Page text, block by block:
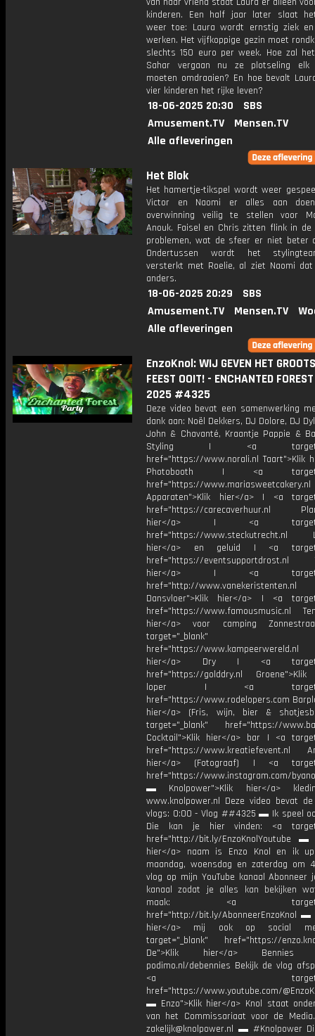
kinderen. Een half jaar later slaat
weer toe: Laura wordt ernstig ziek
werken. Het vijfkoppige gezin moet
slechts 150 euro per week. Hoe zal
Sahar vergaan nu ze plotseling elk
moeten omdraaien? En hoe bevalt
vier kinderen het rijke leven?
18-06-2025 20:30
SBS
Amusement.TV
Mensen.TV
Alle afleveringen
Het Blok
Het hamertje-tikspel wordt weer
Victor en Naomi er alles aan
overwinning veilig te stellen voor
Anouk. Faisel en Chris zitten flink in de
problemen, wat de sfeer er niet beter
Ondertussen wordt het
versterkt met Roelie, al ziet Naomi
anders.
18-06-2025 20:29
SBS
Amusement.TV
Mensen.TV
Alle afleveringen
EnzoKnol: WIJ GEVEN HET
FEEST OOIT! - ENCHANTED
2025 #4325
Deze video bevat een samenwerking
dank aan: Noël Dekkers, DJ Dolore, DJ
John & Chavanté, Kraantje Pappie &
Styling | <a
href="https://www.norali.nl Taart">Klik
Photobooth | <a
href="https://www.mariasweetcakery.nl
Apparaten">Klik hier</a> | <a
href="https://carecaverhuur.nl
hier</a> | <a
href="https://www.steckutrecht.nl
hier</a> en geluid | <a
href="https://eventsupportdrost.nl
hier</a> | <a
href="http://www.vanekeristenten.nl
Dansvloer">Klik hier</a> | <a
href="https://www.famousmusic.nl
hier</a> voor camping
target="_blank"
href="https://www.kampeerwereld.nl
hier</a> Dry | <a
href="https://golddry.nl
loper | <a
href="https://www.rodelopers.com
hier</a> (Fris, wijn, bier &
target="_blank" href="https://
Cocktail">Klik hier</a> bar | <a
href="https://www.kreatiefevent.nl
hier</a> (Fotograaf) | <a
href="https://www.instagram.com/
▬ Knolpower">Klik hier</a>
www.knolpower.nl Deze video bevat
vlogs: 0:00 - Vlog ##4325 ▬ Ik speel
Die kan je hier vinden: <a
href="http://bit.ly/EnzoKnolYoutube ▬
hier</a> naam is Enzo Knol en ik
maandag, woensdag en zaterdag om
vlog op mijn YouTube kanaal Abonneer
kanaal zodat je alles kan bekijken
maak: <a
href="http://bit.ly/AbonneerEnzoKnol ▬
hier</a> mij ook op social
target="_blank" href="https://
De">Klik hier</a> Bennies
podimo.nl/debennies Bekijk de vlog
<a
href="https://www.youtube.com/
▬ Enzo">Klik hier</a> Knol staat
van het Commissariaat voor de
zakelijk@knolpower.nl ▬ #Knolpower